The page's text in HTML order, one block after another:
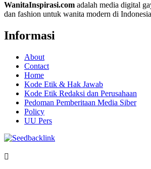
WanitaInspirasi.com adalah media digital
dan fashion untuk wanita modern di
Informasi
About
Contact
Home
Kode Etik & Hak Jawab
Kode Etik Redaksi dan Perusahaan
Pedoman Pemberitaan Media Siber
Policy
UU Pers